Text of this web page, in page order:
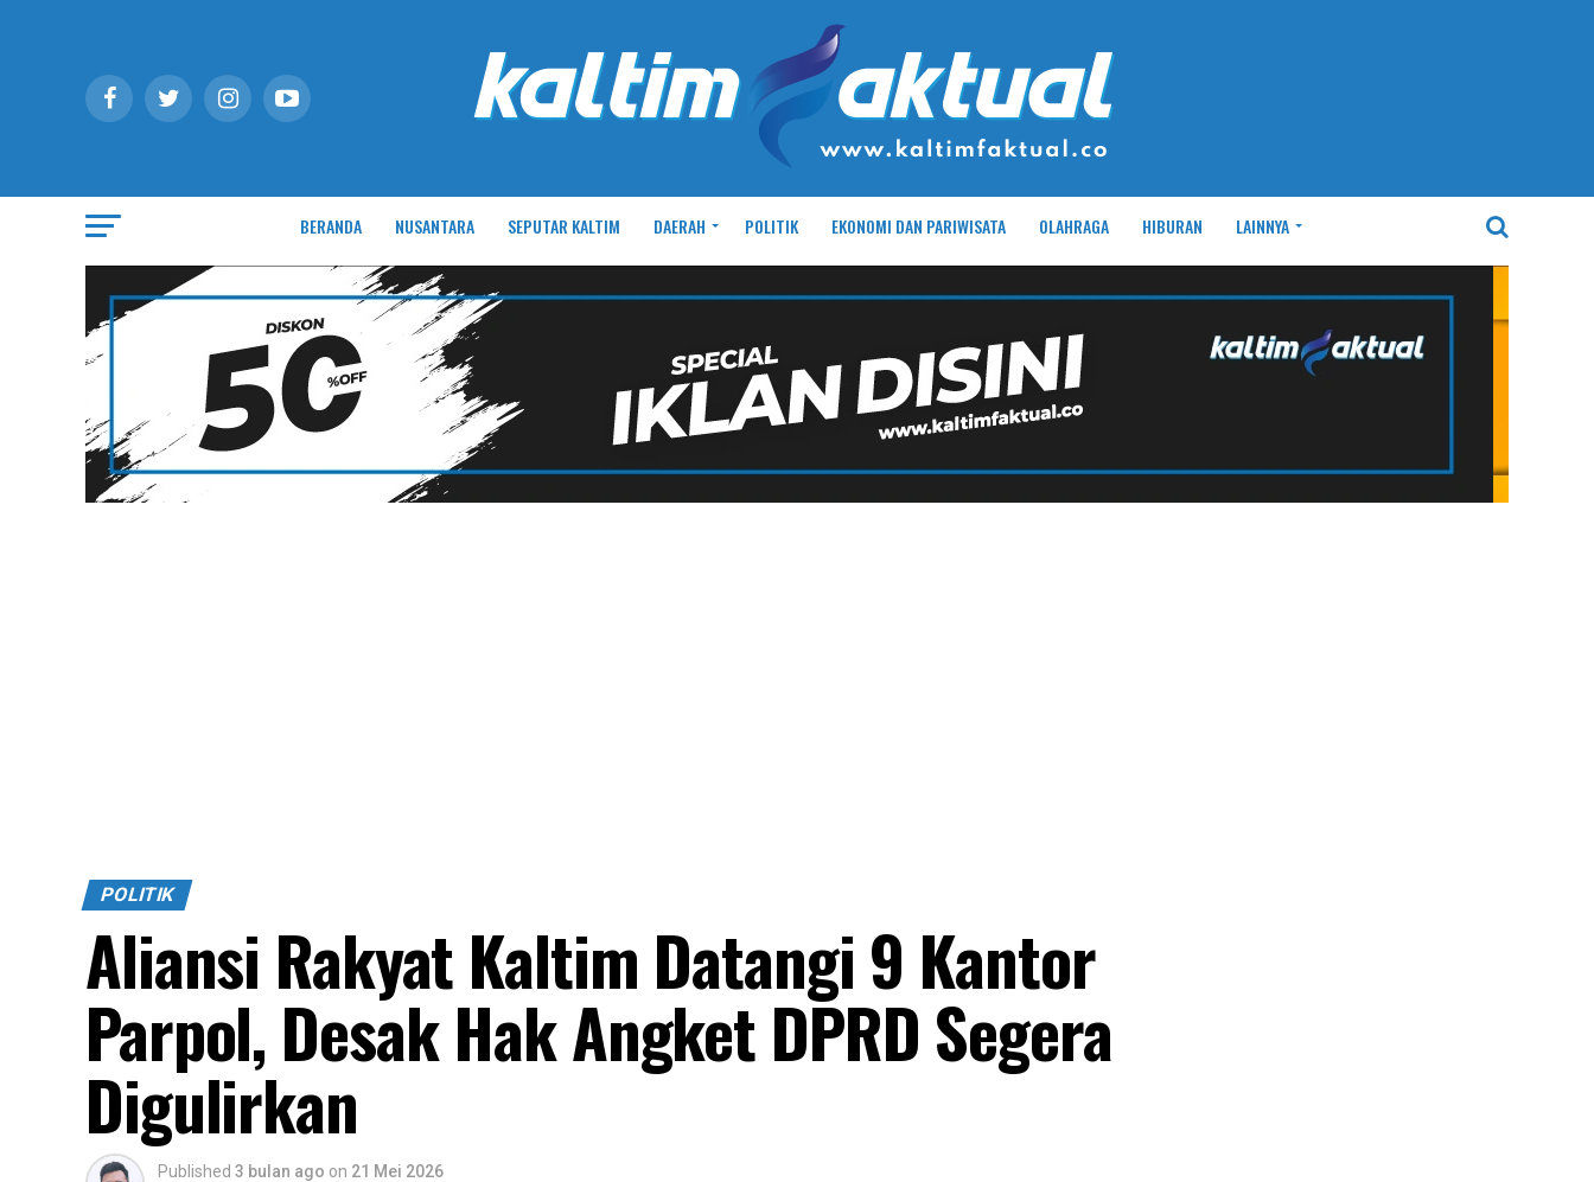
BERANDA NUSANTARA SEPUTAR KALTIM DAERAH POLITIK EKONOMI DAN PARIWISATA OLAHRAGA HIBURAN LAINNYA
POLITIK
Aliansi Rakyat Kaltim Datangi 9 Kantor
Parpol, Desak Hak Angket DPRD Segera
Digulirkan
Published 3 bulan ago on 21 Mei 2026